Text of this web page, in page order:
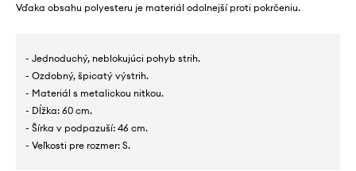
Vďaka obsahu polyesteru je materiál odolnejší proti pokrčeniu.
- Jednoduchý, neblokujúci pohyb strih.
- Ozdobný, špicatý výstrih.
- Materiál s metalickou nitkou.
- Dĺžka: 60 cm.
- Šírka v podpazuší: 46 cm.
- Veľkosti pre rozmer: S.